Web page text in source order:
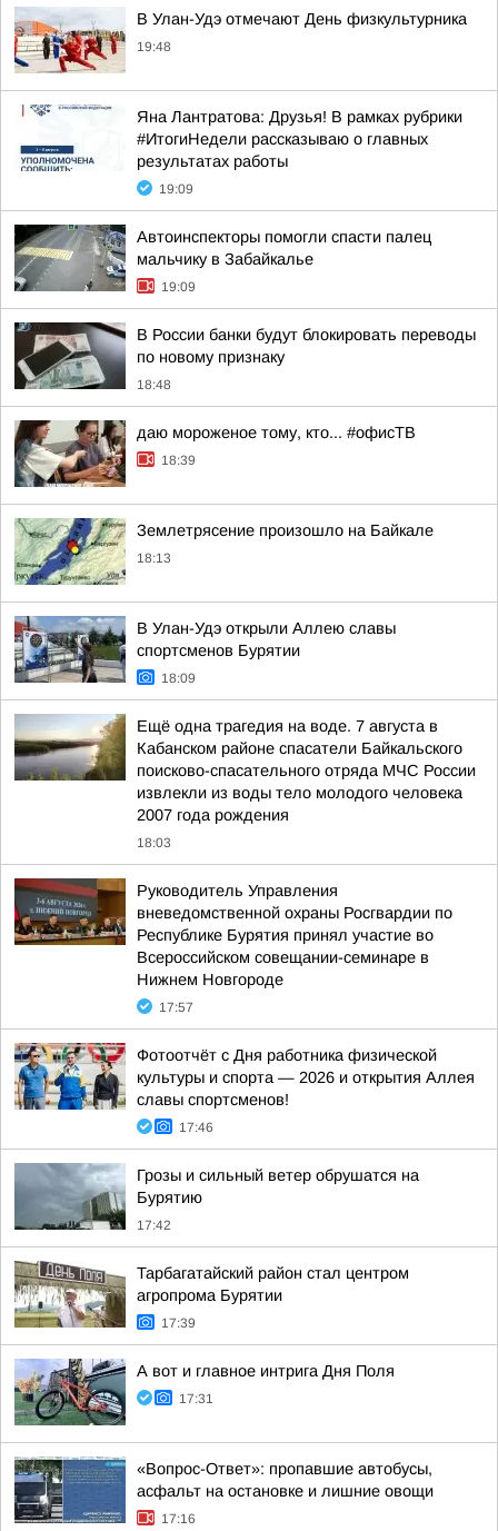
В Улан-Удэ отмечают День физкультурника
19:48
Яна Лантратова: Друзья! В рамках рубрики
#ИтогиНедели рассказываю о главных
результатах работы
19:09
Автоинспекторы помогли спасти палец
мальчику в Забайкалье
19:09
В России банки будут блокировать переводы
по новому признаку
18:48
даю мороженое тому, кто... #офисТВ
18:39
Землетрясение произошло на Байкале
18:13
В Улан-Удэ открыли Аллею славы
спортсменов Бурятии
18:09
Ещё одна трагедия на воде. 7 августа в
Кабанском районе спасатели Байкальского
поисково-спасательного отряда МЧС России
извлекли из воды тело молодого человека
2007 года рождения
18:03
Руководитель Управления
вневедомственной охраны Росгвардии по
Республике Бурятия принял участие во
Всероссийском совещании-семинаре в
Нижнем Новгороде
17:57
Фотоотчёт с Дня работника физической
культуры и спорта — 2026 и открытия Аллея
славы спортсменов!
17:46
Грозы и сильный ветер обрушатся на
Бурятию
17:42
Тарбагатайский район стал центром
агропрома Бурятии
17:39
А вот и главное интрига Дня Поля
17:31
«Вопрос-Ответ»: пропавшие автобусы,
асфальт на остановке и лишние овощи
17:16